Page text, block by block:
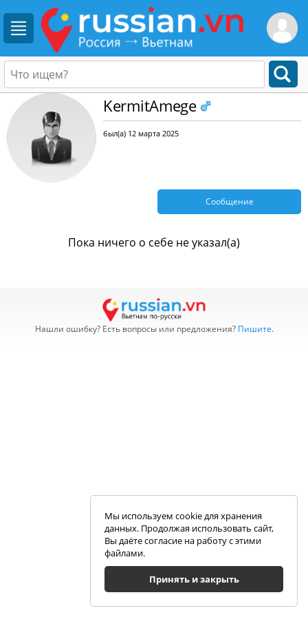
KermitAmege
был(а) 12 марта 2025
Сообщение
Пока ничего о себе не указал(а)
Нашли ошибку? Есть вопросы или предложения? Пишите.
Мы используем cookie для хранения
данных. Продолжая использовать сайт,
Вы даёте согласие на работу с этими
файлами.
Принять и закрыть